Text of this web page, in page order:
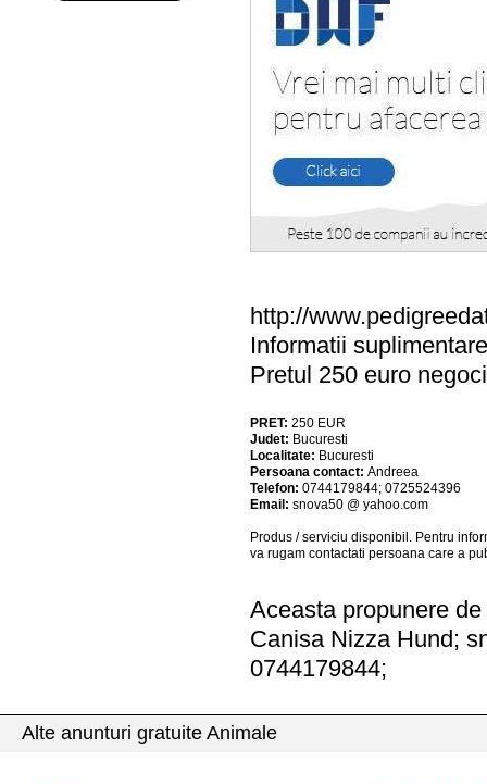
http://
Informatii
Pretul 250 euro
PRET: 250 EUR
Judet: Bucuresti
Localitate: Bucuresti
Persoana contact: Andreea
Telefon: 0744179844; 0725524396
Email: snova50 @ yahoo.com
Produs / serviciu disponibil . Pentru
va rugam contactati persoana care a
Aceasta propunere
Canisa Nizza Hund;
0744179844;
Alte anunturi gratuite Animale